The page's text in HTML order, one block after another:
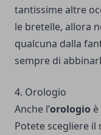
tantissime altre
le bretelle, allora
qualcuna dalla
sempre di
4. Orologio
Anche l’orologio
Potete scegliere